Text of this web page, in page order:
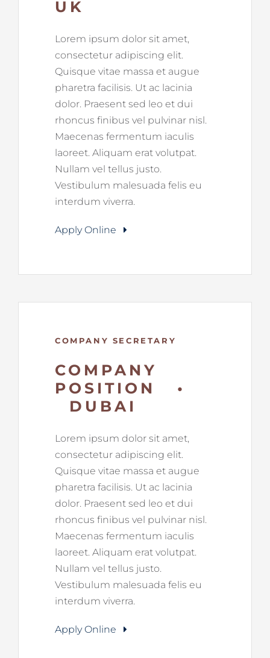
UK
Lorem ipsum dolor sit amet,
consectetur adipiscing elit.
Quisque vitae massa et augue
pharetra facilisis. Ut ac lacinia
dolor. Praesent sed leo et dui
rhoncus finibus vel pulvinar nisl.
Maecenas fermentum iaculis
laoreet. Aliquam erat volutpat.
Nullam vel tellus justo.
Vestibulum malesuada felis eu
interdum viverra.
Apply Online
COMPANY SECRETARY
COMPANY
POSITION •
DUBAI
Lorem ipsum dolor sit amet,
consectetur adipiscing elit.
Quisque vitae massa et augue
pharetra facilisis. Ut ac lacinia
dolor. Praesent sed leo et dui
rhoncus finibus vel pulvinar nisl.
Maecenas fermentum iaculis
laoreet. Aliquam erat volutpat.
Nullam vel tellus justo.
Vestibulum malesuada felis eu
interdum viverra.
Apply Online